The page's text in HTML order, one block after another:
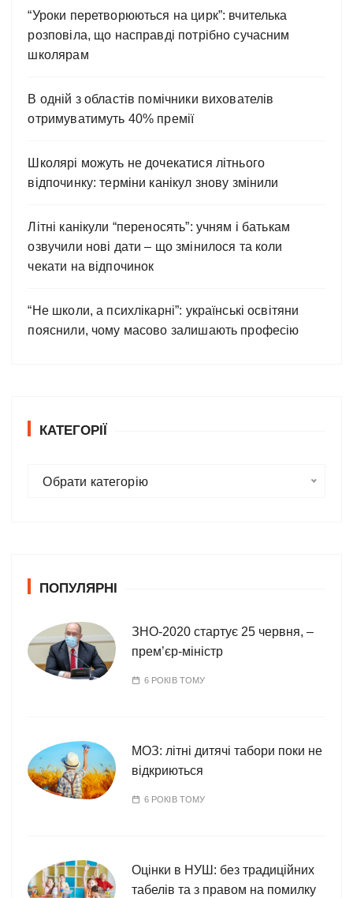
“Уроки перетворюються на цирк”: вчителька
розповіла, що насправді потрібно сучасним
школярам
В одній з областів помічники вихователів
отримуватимуть 40% премії
Школярі можуть не дочекатися літнього
відпочинку: терміни канікул знову змінили
Літні канікули “переносять”: учням і батькам
озвучили нові дати – що змінилося та коли
чекати на відпочинок
“Не школи, а психлікарні”: українські освітяни
пояснили, чому масово залишають професію
КАТЕГОРІЇ
р
Обрати категорію
ПОПУЛЯРНІ
ЗНО-2020 стартує 25 червня, –
прем’єр-міністр
6 РОКІВ ТОМУ
МОЗ: літні дитячі табори поки не
відкриються
6 РОКІВ ТОМУ
Оцінки в НУШ: без традиційних
табелів та з правом на помилку